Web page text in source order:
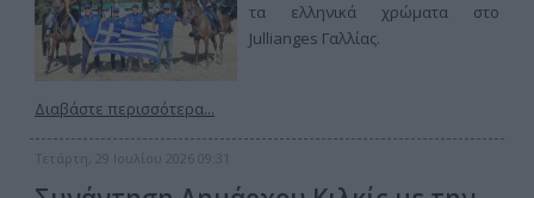
τα ελληνικά χρώματα στο
Jullianges Γαλλίας.
Διαβάστε περισσότερα...
Τετάρτη, 29 Ιουλίου 2026 09:31